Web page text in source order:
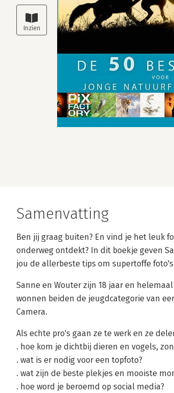
Samenvatting
Ben jij graag buiten? En vind je het leuk
onderweg ontdekt? In dit boekje geven
jou de allerbeste tips om supertoffe
Sanne en Wouter zijn 18 jaar en
wonnen beiden de jeugdcategorie van
Camera.
Als echte pro's gaan ze te werk en ze
. hoe kom je dichtbij dieren en vogels,
. wat is er nodig voor een topfoto?
. wat zijn de beste plekjes en mooiste
. hoe word je beroemd op social media?